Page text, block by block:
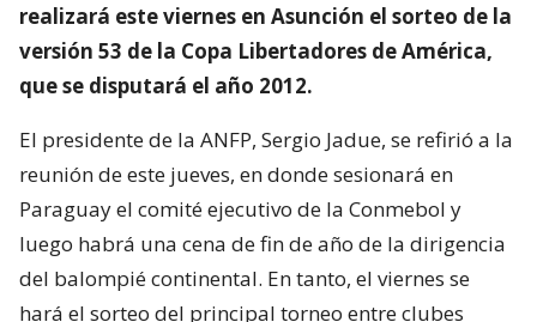
realizará este viernes en Asunción el sorteo de la
versión 53 de la Copa Libertadores de América,
que se disputará el año 2012.
El presidente de la ANFP, Sergio Jadue, se refirió a la
reunión de este jueves, en donde sesionará en
Paraguay el comité ejecutivo de la Conmebol y
luego habrá una cena de fin de año de la dirigencia
del balompié continental. En tanto, el viernes se
hará el sorteo del principal torneo entre clubes